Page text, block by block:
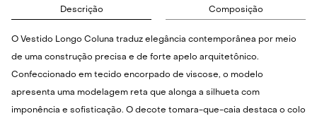
Descrição Composição
O Vestido Longo Coluna traduz elegância contemporânea por meio
de uma construção precisa e de forte apelo arquitetônico.
Confeccionado em tecido encorpado de viscose, o modelo
apresenta uma modelagem reta que alonga a silhueta com
imponência e sofisticação. O decote tomara-que-caia destaca o colo